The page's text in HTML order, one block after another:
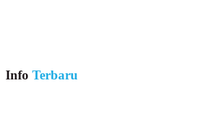
Info Terbaru